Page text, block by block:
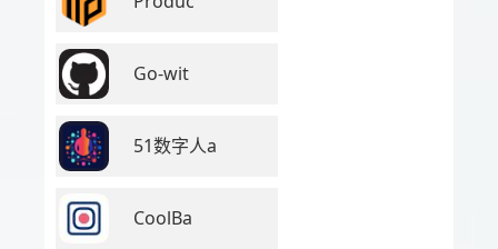
Go-wit
51数字人a
CoolBa